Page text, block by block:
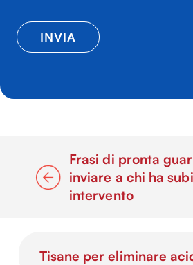
Frasi di pronta
inviare a chi ha
intervento
Tisane per eliminare